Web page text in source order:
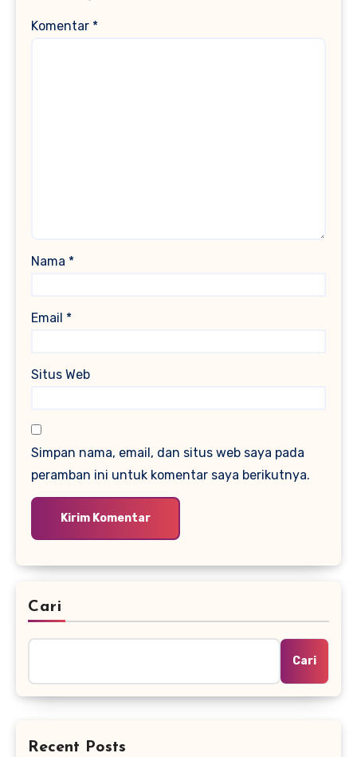
Komentar *
Nama *
Email *
Situs Web
Simpan nama, email, dan situs web saya pada
peramban ini untuk komentar saya berikutnya.
Cari
Cari
Recent Posts